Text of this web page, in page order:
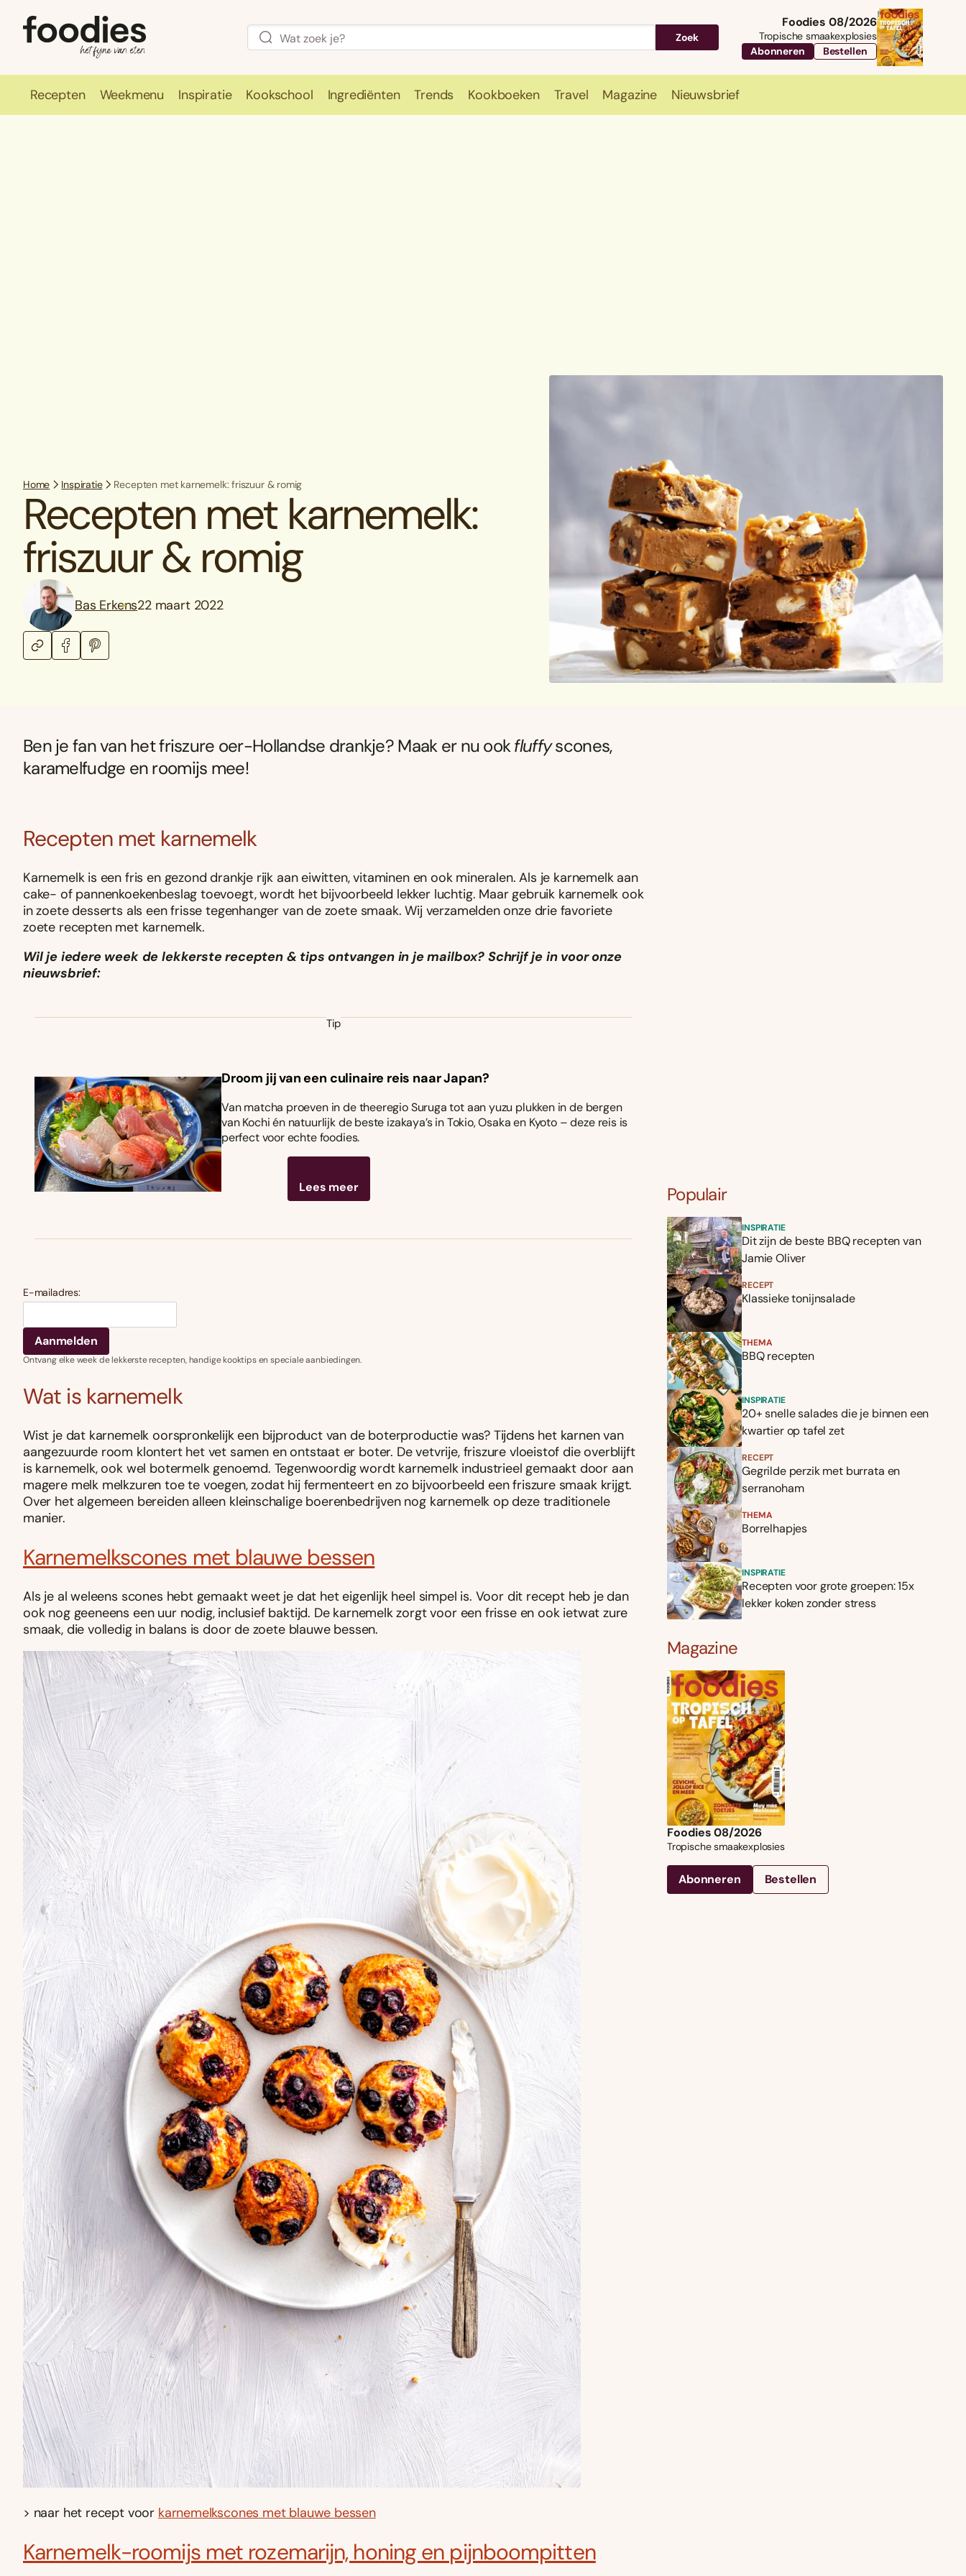
Zoek
Foodies 08/2026
Tropische smaakexplosies
Abonneren
Bestellen
Recepten Weekmenu Inspiratie Kookschool Ingrediënten Trends Kookboeken Travel Magazine Nieuwsbrief
Home Inspiratie Recepten met karnemelk: friszuur & romig
Recepten met karnemelk:
friszuur & romig
Bas Erkens22 maart 2022
Ben je fan van het friszure oer-Hollandse drankje? Maak er nu ookfluffyscones,
karamelfudge en roomijs mee!
Recepten met karnemelk
Karnemelk is een fris en gezond drankje rijk aan eiwitten, vitaminen en ook mineralen. Als je karnemelk aan
cake- of pannenkoekenbeslag toevoegt, wordt het bijvoorbeeld lekker luchtig. Maar gebruik karnemelk ook
in zoete desserts als een frisse tegenhanger van de zoete smaak. Wij verzamelden onze drie favoriete
zoete recepten met karnemelk.
Wil je iedere week de lekkerste recepten & tips ontvangen in je mailbox? Schrijf je in voor onze
nieuwsbrief:
Tip
Droom jij van een culinaire reis naar Japan?
Van matcha proeven in de theeregio Suruga tot aan yuzu plukken in de bergen
van Kochi én natuurlijk de beste izakaya’s in Tokio, Osaka en Kyoto – deze reis is
perfect voor echte foodies.
Lees meer
E-mailadres:
Ontvang elke week de lekkerste recepten, handige kooktips en speciale aanbiedingen.
Wat is karnemelk
Wist je dat karnemelk oorspronkelijk een bijproduct van de boterproductie was? Tijdens het karnen van
aangezuurde room klontert het vet samen en ontstaat er boter. De vetvrije, friszure vloeistof die overblijft
is karnemelk, ook wel botermelk genoemd. Tegenwoordig wordt karnemelk industrieel gemaakt door aan
magere melk melkzuren toe te voegen, zodat hij fermenteert en zo bijvoorbeeld een friszure smaak krijgt.
Over het algemeen bereiden alleen kleinschalige boerenbedrijven nog karnemelk op deze traditionele
manier.
Karnemelkscones met blauwe bessen
Als je al weleens scones hebt gemaakt weet je dat het eigenlijk heel simpel is. Voor dit recept heb je dan
ook nog geeneens een uur nodig, inclusief baktijd. De karnemelk zorgt voor een frisse en ook ietwat zure
smaak, die volledig in balans is door de zoete blauwe bessen.
> naar het recept voor karnemelkscones met blauwe bessen
Karnemelk-roomijs met rozemarijn, honing en pijnboompitten
Populair
INSPIRATIE
Dit zijn de beste BBQ recepten van
Jamie Oliver
RECEPT
Klassieke tonijnsalade
THEMA
BBQ recepten
INSPIRATIE
20+ snelle salades die je binnen een
kwartier op tafel zet
RECEPT
Gegrilde perzik met burrata en
serranoham
THEMA
Borrelhapjes
INSPIRATIE
Recepten voor grote groepen: 15x
lekker koken zonder stress
Magazine
Foodies 08/2026
Tropische smaakexplosies
Abonneren Bestellen